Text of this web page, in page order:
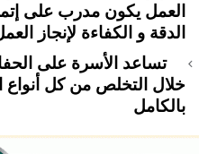
العمل يكون مدرب على
الدقة و الكفاءة لإنجاز
تساعد الأسرة على
خلال التخلص من كل أنواع
بالكامل